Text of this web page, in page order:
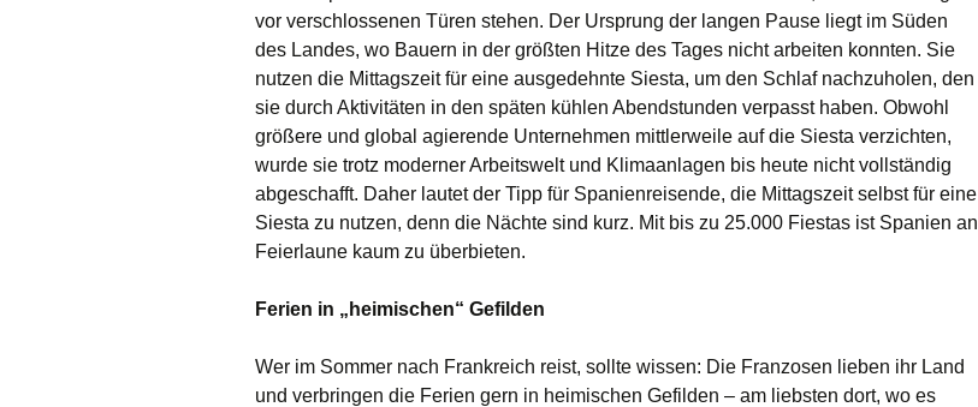
vor verschlossenen Türen stehen. Der Ursprung der langen Pause liegt im Süden
des Landes, wo Bauern in der größten Hitze des Tages nicht arbeiten konnten. Sie
nutzen die Mittagszeit für eine ausgedehnte Siesta, um den Schlaf nachzuholen, den
sie durch Aktivitäten in den späten kühlen Abendstunden verpasst haben. Obwohl
größere und global agierende Unternehmen mittlerweile auf die Siesta verzichten,
wurde sie trotz moderner Arbeitswelt und Klimaanlagen bis heute nicht vollständig
abgeschafft. Daher lautet der Tipp für Spanienreisende, die Mittagszeit selbst für eine
Siesta zu nutzen, denn die Nächte sind kurz. Mit bis zu 25.000 Fiestas ist Spanien an
Feierlaune kaum zu überbieten.
Ferien in „heimischen“ Gefilden
Wer im Sommer nach Frankreich reist, sollte wissen: Die Franzosen lieben ihr Land
und verbringen die Ferien gern in heimischen Gefilden – am liebsten dort, wo es